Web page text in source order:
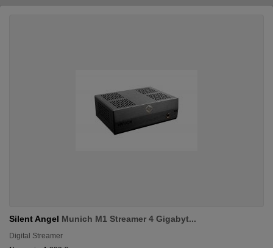
Silent Angel Munich M1 Streamer 4 Gigabyt...
Digital Streamer